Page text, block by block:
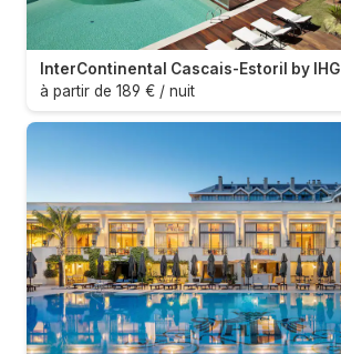
InterContinental Cascais-Estoril by IHG
à partir de 189 € / nuit